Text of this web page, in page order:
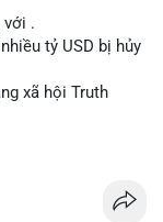
nhận giao dịch
này chưa đủ tạo
2-3 giao dịch
điều chỉnh
với .
tỷ USD bị hủy
xã hội Truth